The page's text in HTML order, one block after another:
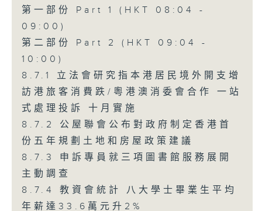
第一部份 Part 1 (HKT 08:04 -
09:00)
第二部份 Part 2 (HKT 09:04 -
10:00)
8.7.1 立法會研究指本港居民境外開支增
訪港旅客消費跌/粵港澳消委會合作 一站
式處理投訴 十月實施
8.7.2 公屋聯會公布對政府制定香港首
份五年規劃土地和房屋政策建議
8.7.3 申訴專員就三項圖書館服務展開
主動調查
8.7.4 教資會統計 八大學士畢業生平均
年薪達33.6萬元升2%